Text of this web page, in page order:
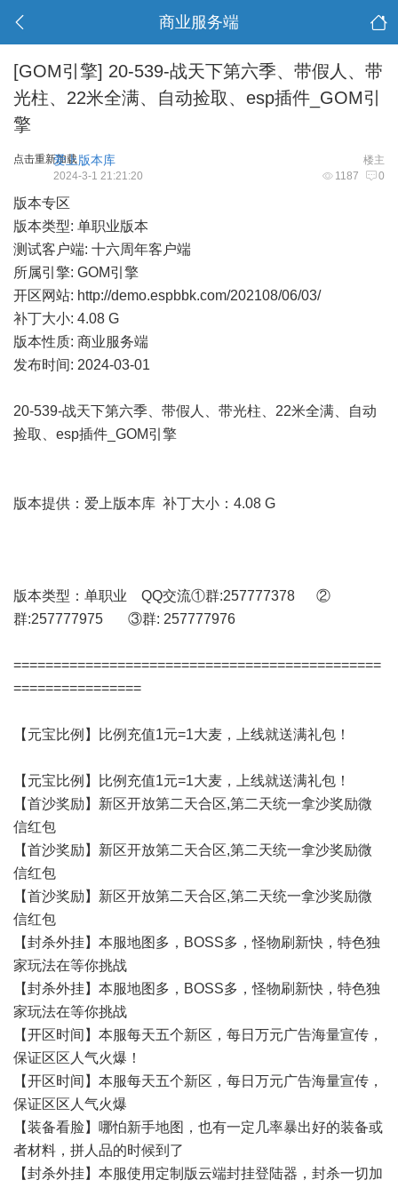
商业服务端
[GOM引擎] 20-539-战天下第六季、带假人、带
光柱、22米全满、自动捡取、esp插件_GOM引
擎
点击重新加载 楼主
爱上版本库
1187 0
2024-3-1 21:21:20
版本专区
版本类型: 单职业版本
测试客户端: 十六周年客户端
所属引擎: GOM引擎
开区网站: http://demo.espbbk.com/202108/06/03/
补丁大小: 4.08 G
版本性质: 商业服务端
发布时间: 2024-03-01
20-539-战天下第六季、带假人、带光柱、22米全满、自动
捡取、esp插件_GOM引擎
版本提供：爱上版本库 补丁大小：4.08 G
版本类型：单职业 QQ交流①群:257777378 ②
群:257777975 ③群: 257777976
==============================================
================
【元宝比例】比例充值1元=1大麦，上线就送满礼包！
【元宝比例】比例充值1元=1大麦，上线就送满礼包！
【首沙奖励】新区开放第二天合区,第二天统一拿沙奖励微
信红包
【首沙奖励】新区开放第二天合区,第二天统一拿沙奖励微
信红包
【首沙奖励】新区开放第二天合区,第二天统一拿沙奖励微
信红包
【封杀外挂】本服地图多，BOSS多，怪物刷新快，特色独
家玩法在等你挑战
【封杀外挂】本服地图多，BOSS多，怪物刷新快，特色独
家玩法在等你挑战
【开区时间】本服每天五个新区，每日万元广告海量宣传，
保证区区人气火爆！
【开区时间】本服每天五个新区，每日万元广告海量宣传，
保证区区人气火爆
【装备看脸】哪怕新手地图，也有一定几率暴出好的装备或
者材料，拼人品的时候到了
【封杀外挂】本服使用定制版云端封挂登陆器，封杀一切加